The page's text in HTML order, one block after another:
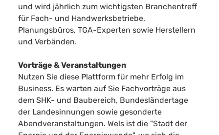
und wird jährlich zum wichtigsten Branchentreff
für Fach- und Handwerksbetriebe,
Planungsbüros, TGA-Experten sowie Herstellern
und Verbänden.
Vorträge & Veranstaltungen
Nutzen Sie diese Plattform für mehr Erfolg im
Business. Es warten auf Sie Fachvorträge aus
dem SHK- und Baubereich, Bundesländertage
der Landesinnungen sowie gesonderte
Abendveranstaltungen. Wels ist die "Stadt der